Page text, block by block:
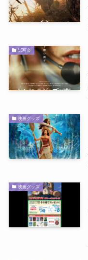
試写会
映画グッズ
映画グッズ